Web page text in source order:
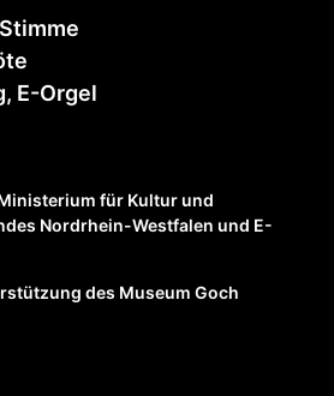
E-Orgel
für Kultur und
Nordrhein-Westfalen und E-
des Museum Goch